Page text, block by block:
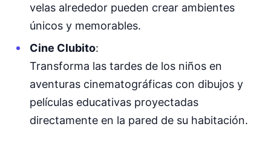
velas alrededor pueden crear ambientes
únicos y memorables.
Cine Clubito:
Transforma las tardes de los niños en
aventuras cinematográficas con dibujos y
películas educativas proyectadas
directamente en la pared de su habitación.